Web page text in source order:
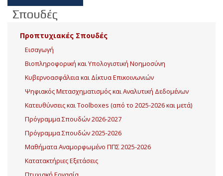
Σπουδές
Προπτυχιακές Σπουδές
Εισαγωγή
Βιοπληροφορική και Υπολογιστική Νοημοσύνη
Κυβερνοασφάλεια και Δίκτυα Επικοινωνιών
Ψηφιακός Μετασχηματισμός και Αναλυτική Δεδομένων
Κατευθύνσεις και Toolboxes (από το 2025-2026 και μετά)
Πρόγραμμα Σπουδών 2026-2027
Πρόγραμμα Σπουδών 2025-2026
Μαθήματα Αναμορφωμένο ΠΠΣ 2025-2026
Κατατακτήριες Εξετάσεις